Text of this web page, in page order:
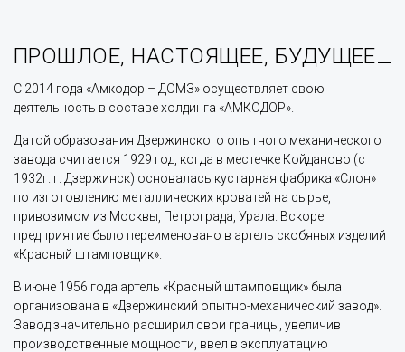
ПРОШЛОЕ, НАСТОЯЩЕЕ, БУДУЩЕЕ
С 2014 года «Амкодор – ДОМЗ» осуществляет свою
деятельность в составе холдинга «АМКОДОР».
Датой образования Дзержинского опытного механического
завода считается 1929 год, когда в местечке Койданово (с
1932г. г. Дзержинск) основалась кустарная фабрика «Слон»
по изготовлению металлических кроватей на сырье,
привозимом из Москвы, Петрограда, Урала. Вскоре
предприятие было переименовано в артель скобяных изделий
«Красный штамповщик».
В июне 1956 года артель «Красный штамповщик» была
организована в «Дзержинский опытно-механический завод».
Завод значительно расширил свои границы, увеличив
производственные мощности, ввел в эксплуатацию